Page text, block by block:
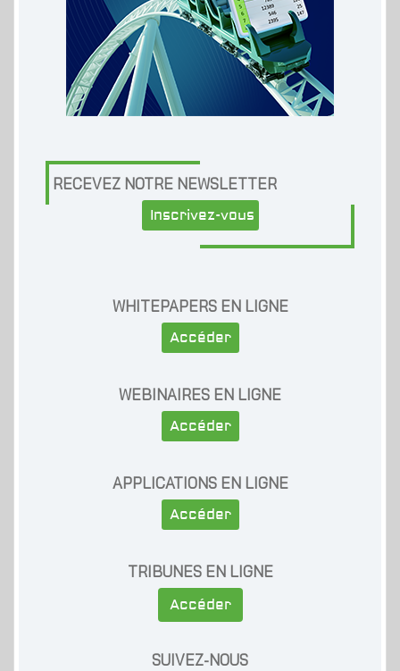
RECEVEZ NOTRE NEWSLETTER
Inscrivez-vous
WHITEPAPERS EN LIGNE
Accéder
WEBINAIRES EN LIGNE
Accéder
APPLICATIONS EN LIGNE
Accéder
TRIBUNES EN LIGNE
Accéder
SUIVEZ-NOUS